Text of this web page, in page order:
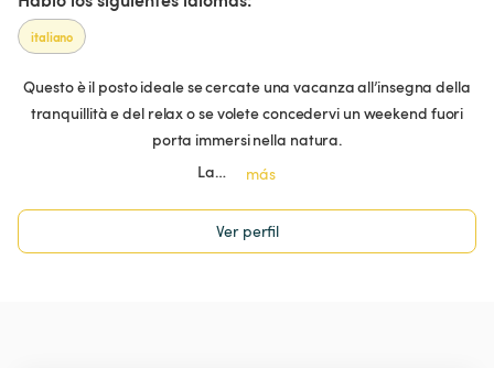
italiano
Questo è il posto ideale se cercate una vacanza all’insegna della
tranquillità e del relax o se volete concedervi un weekend fuori
porta immersi nella natura.
La…
más
Ver perfil